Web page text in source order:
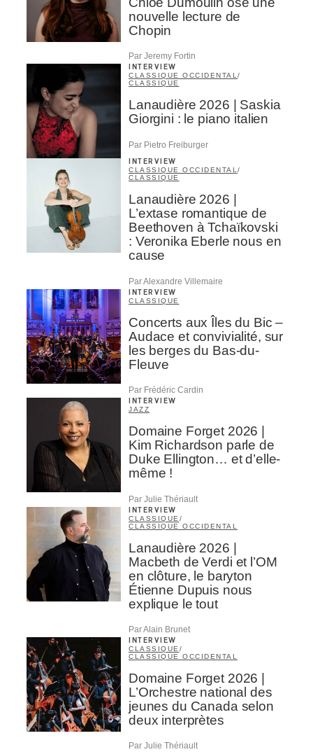
nouvelle lecture de
Chopin
Par Jeremy Fortin
INTERVIEW
CLASSIQUE OCCIDENTAL/
CLASSIQUE
Lanaudière 2026 | Saskia
Giorgini : le piano italien
Par Pietro Freiburger
INTERVIEW
CLASSIQUE OCCIDENTAL/
CLASSIQUE
Lanaudière 2026 |
L’extase romantique de
Beethoven à Tchaïkovski
: Veronika Eberle nous en
cause
Par Alexandre Villemaire
INTERVIEW
CLASSIQUE
Concerts aux Îles du Bic –
Audace et convivialité, sur
les berges du Bas-du-
Fleuve
Par Frédéric Cardin
INTERVIEW
JAZZ
Domaine Forget 2026 |
Kim Richardson parle de
Duke Ellington… et d’elle-
même !
Par Julie Thériault
INTERVIEW
CLASSIQUE /
CLASSIQUE OCCIDENTAL
Lanaudière 2026 |
Macbeth de Verdi et l’OM
en clôture, le baryton
Étienne Dupuis nous
explique le tout
Par Alain Brunet
INTERVIEW
CLASSIQUE /
CLASSIQUE OCCIDENTAL
Domaine Forget 2026 |
L’Orchestre national des
jeunes du Canada selon
deux interprètes
Par Julie Thériault